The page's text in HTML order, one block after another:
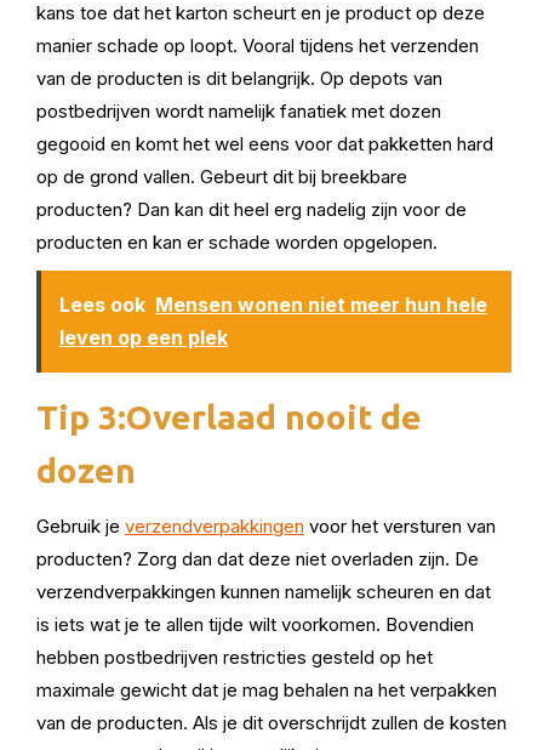
kans toe dat het karton scheurt en je product op deze
manier schade op loopt. Vooral tijdens het verzenden
van de producten is dit belangrijk. Op depots van
postbedrijven wordt namelijk fanatiek met dozen
gegooid en komt het wel eens voor dat pakketten hard
op de grond vallen. Gebeurt dit bij breekbare
producten? Dan kan dit heel erg nadelig zijn voor de
producten en kan er schade worden opgelopen.
Lees ook Mensen wonen niet meer hun hele
leven op een plek
Tip 3:Overlaad nooit de
dozen
Gebruik je verzendverpakkingen voor het versturen van
producten? Zorg dan dat deze niet overladen zijn. De
verzendverpakkingen kunnen namelijk scheuren en dat
is iets wat je te allen tijde wilt voorkomen. Bovendien
hebben postbedrijven restricties gesteld op het
maximale gewicht dat je mag behalen na het verpakken
van de producten. Als je dit overschrijdt zullen de kosten